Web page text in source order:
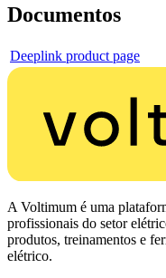
Documentos
Deeplink product page
A Voltimum é uma
profissionais do setor
produtos, treinamentos e
elétrico.